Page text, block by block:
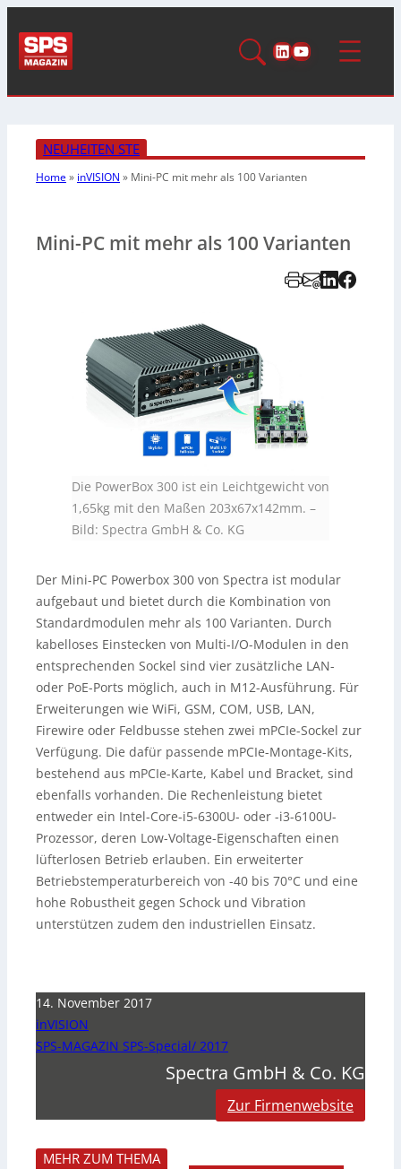
LinkedIn
YouTube
NEUHEITEN STE
Home» inVISION » Mini-PC mit mehr als 100 Varianten
Mini-PC mit mehr als 100 Varianten
Die PowerBox 300 ist ein Leichtgewicht von
1,65kg mit den Maßen 203x67x142mm. –
Bild: Spectra GmbH & Co. KG
Der Mini-PC Powerbox 300 von Spectra ist modular
aufgebaut und bietet durch die Kombination von
Standardmodulen mehr als 100 Varianten. Durch
kabelloses Einstecken von Multi-I/O-Modulen in den
entsprechenden Sockel sind vier zusätzliche LAN-
oder PoE-Ports möglich, auch in M12-Ausführung. Für
Erweiterungen wie WiFi, GSM, COM, USB, LAN,
Firewire oder Feldbusse stehen zwei mPCIe-Sockel zur
Verfügung. Die dafür passende mPCIe-Montage-Kits,
bestehend aus mPCIe-Karte, Kabel und Bracket, sind
ebenfalls vorhanden. Die Rechenleistung bietet
entweder ein Intel-Core-i5-6300U- oder -i3-6100U-
Prozessor, deren Low-Voltage-Eigenschaften einen
lüfterlosen Betrieb erlauben. Ein erweiterter
Betriebstemperaturbereich von -40 bis 70°C und eine
hohe Robustheit gegen Schock und Vibration
unterstützen zudem den industriellen Einsatz.
14. November 2017
inVISION
SPS-MAGAZIN SPS-Special/ 2017
Spectra GmbH & Co. KG
Zur Firmenwebsite
MEHR ZUM THEMA